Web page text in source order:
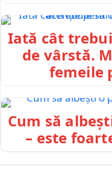
Iată cât
de vârstă.
femeile
Cum să
– este